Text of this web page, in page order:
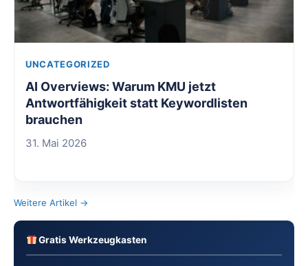
UNCATEGORIZED
AI Overviews: Warum KMU jetzt
Antwortfähigkeit statt Keywordlisten
brauchen
31. Mai 2026
Weitere Artikel →
Gratis Werkzeugkasten